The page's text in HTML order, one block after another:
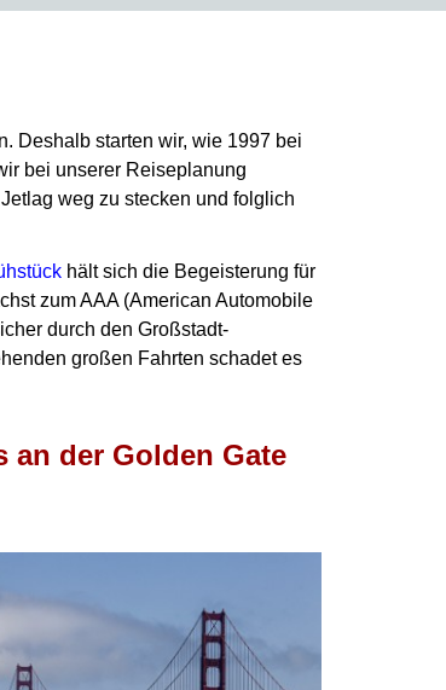
Deshalb starten wir, wie 1997 bei
bei unserer Reiseplanung
weg zu stecken und folglich
hält sich die Begeisterung für
zum AAA (American Automobile
durch den Großstadt-
großen Fahrten schadet es
an der Golden Gate